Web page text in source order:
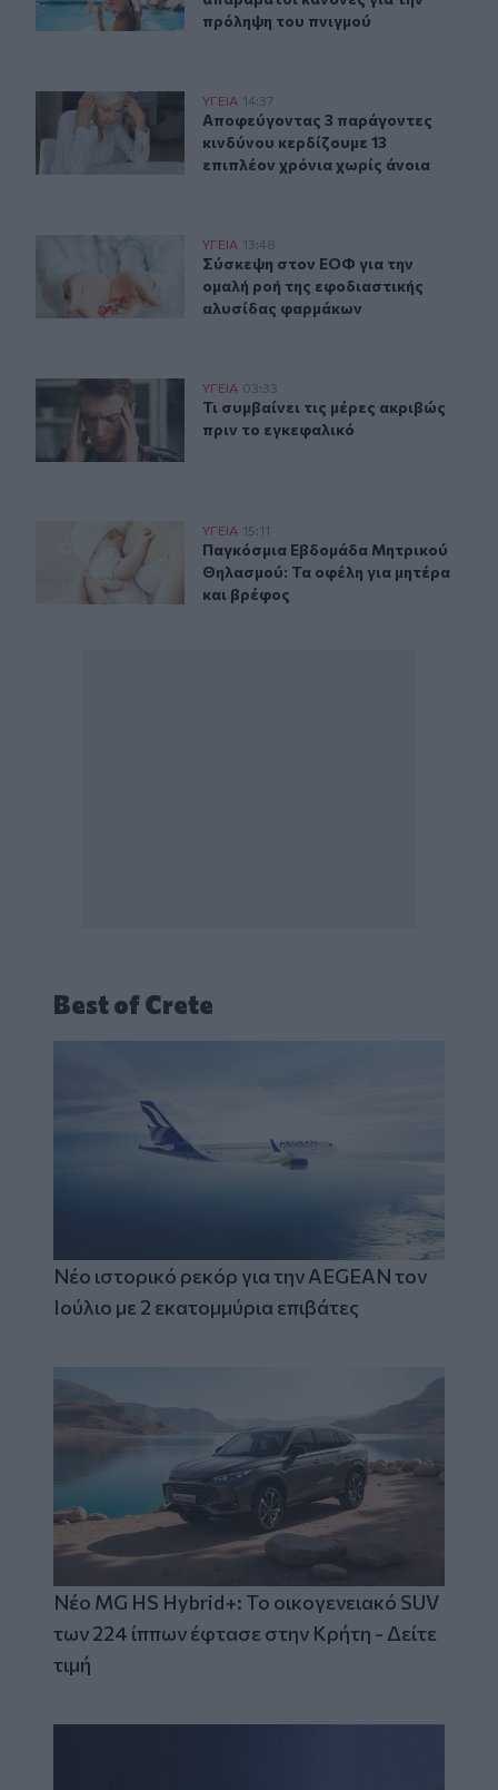
πρόληψη του πνιγμού
Αποφεύγοντας 3 παράγοντες κινδύνου κερδίζουμε 13
ΥΓΕΙΑ 14:37
Αποφεύγοντας 3 παράγοντες
Αποφεύγοντας 3 παράγοντες
κινδύνου κερδίζουμε 13
επιπλέον χρόνια χωρίς άνοια
Σύσκεψη στον ΕΟΦ για την ομαλή ροή της
ΥΓΕΙΑ 13:48
Σύσκεψη στον ΕΟΦ για την ομαλή
Σύσκεψη στον ΕΟΦ για την
ομαλή ροή της εφοδιαστικής
αλυσίδας φαρμάκων
Τι συμβαίνει τις μέρες ακριβώς πριν το εγκεφαλικό
ΥΓΕΙΑ 03:33
Τι συμβαίνει τις μέρες ακριβώς
Τι συμβαίνει τις μέρες ακριβώς
πριν το εγκεφαλικό
Παγκόσμια Εβδομάδα Μητρικού Θηλασμού: Τα οφέλη
ΥΓΕΙΑ 15:11
Παγκόσμια Εβδομάδα Μητρικού
Παγκόσμια Εβδομάδα Μητρικού
Θηλασμού: Τα οφέλη για μητέρα
και βρέφος
Best of Crete
Νέο ιστορικό ρεκόρ για την AEGEAN τον
Ιούλιο με 2 εκατομμύρια επιβάτες
Νέο MG HS Hybrid+: Το οικογενειακό SUV
των 224 ίππων έφτασε στην Κρήτη - Δείτε
τιμή